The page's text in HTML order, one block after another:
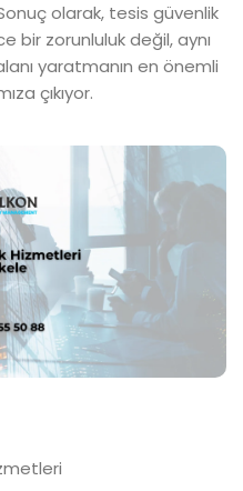
olarak, tesis güvenlik
bir zorunluluk değil, aynı
yaratmanın en önemli
çıkıyor.